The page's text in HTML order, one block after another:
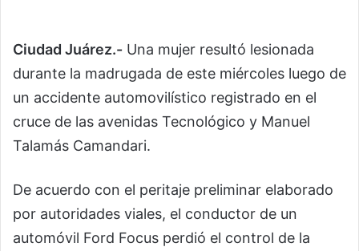
Ciudad Juárez.- Una mujer resultó lesionada
durante la madrugada de este miércoles luego de
un accidente automovilístico registrado en el
cruce de las avenidas Tecnológico y Manuel
Talamás Camandari.
De acuerdo con el peritaje preliminar elaborado
por autoridades viales, el conductor de un
automóvil Ford Focus perdió el control de la